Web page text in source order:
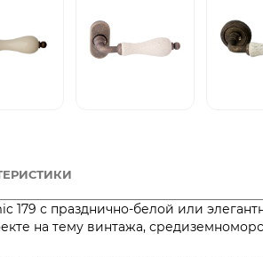
179 с празднично-белой или
на тему винтажа,